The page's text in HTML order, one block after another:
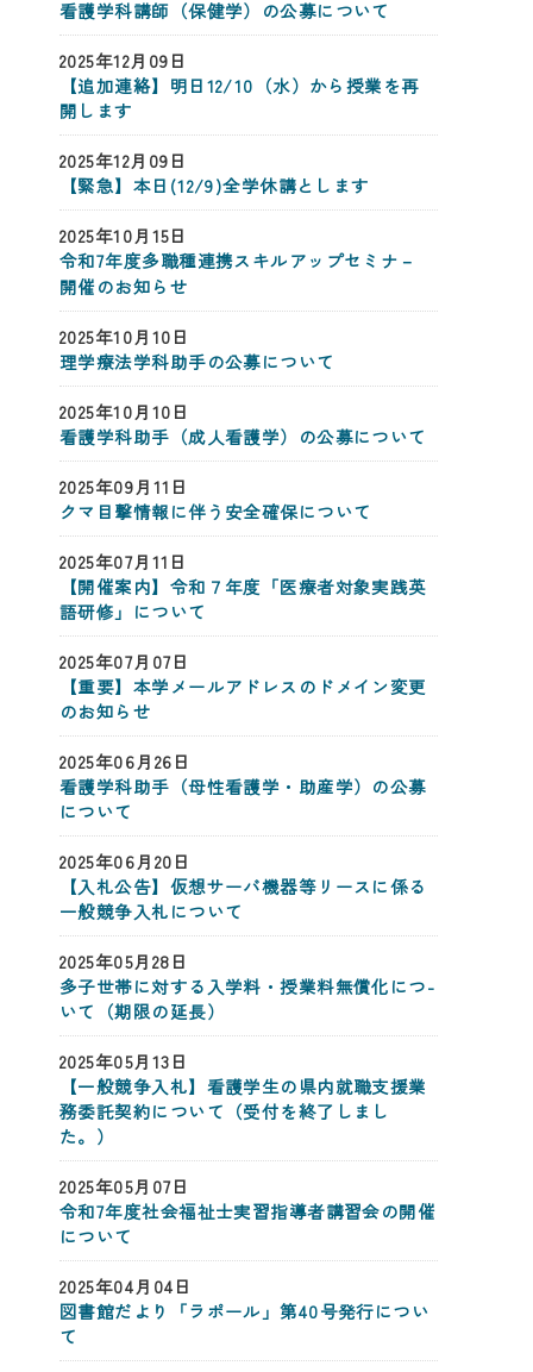
看護学科講師（保健学）の公募について
2025年12月09日
【追加連絡】明日12/10（水）から授業を再
開します
2025年12月09日
【緊急】本日(12/9)全学休講とします
2025年10月15日
令和7年度多職種連携スキルアップセミナ－
開催のお知らせ
2025年10月10日
理学療法学科助手の公募について
2025年10月10日
看護学科助手（成人看護学）の公募について
2025年09月11日
クマ目撃情報に伴う安全確保について
2025年07月11日
【開催案内】令和７年度「医療者対象実践英
語研修」について
2025年07月07日
【重要】本学メールアドレスのドメイン変更
のお知らせ
2025年06月26日
看護学科助手（母性看護学・助産学）の公募
について
2025年06月20日
【入札公告】仮想サーバ機器等リースに係る
一般競争入札について
2025年05月28日
多子世帯に­対する入学­料・授業料­無償化につ­
いて（期限­の延長）
2025年05月13日
【一般競争入札】看護学生の県内就職支援業
務委託契約について（受付を終了しまし
た。）
2025年05月07日
令和7年度社会福祉士実習指導者講習会の開催
について
2025年04月04日
図書館だより「ラポール」第40号発行につい
て